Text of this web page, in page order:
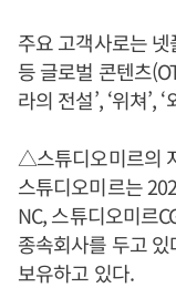
주요 고객사로는
등 글로벌 콘텐츠
라의 전설’, ‘위쳐’,
△스튜디오미르의
스튜디오미르는
NC, 스튜디오미르
종속회사를 두고
보유하고 있다.